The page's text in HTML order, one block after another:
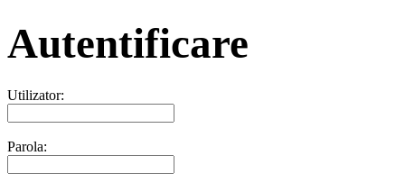
Autentificare
Utilizator:
Parola: